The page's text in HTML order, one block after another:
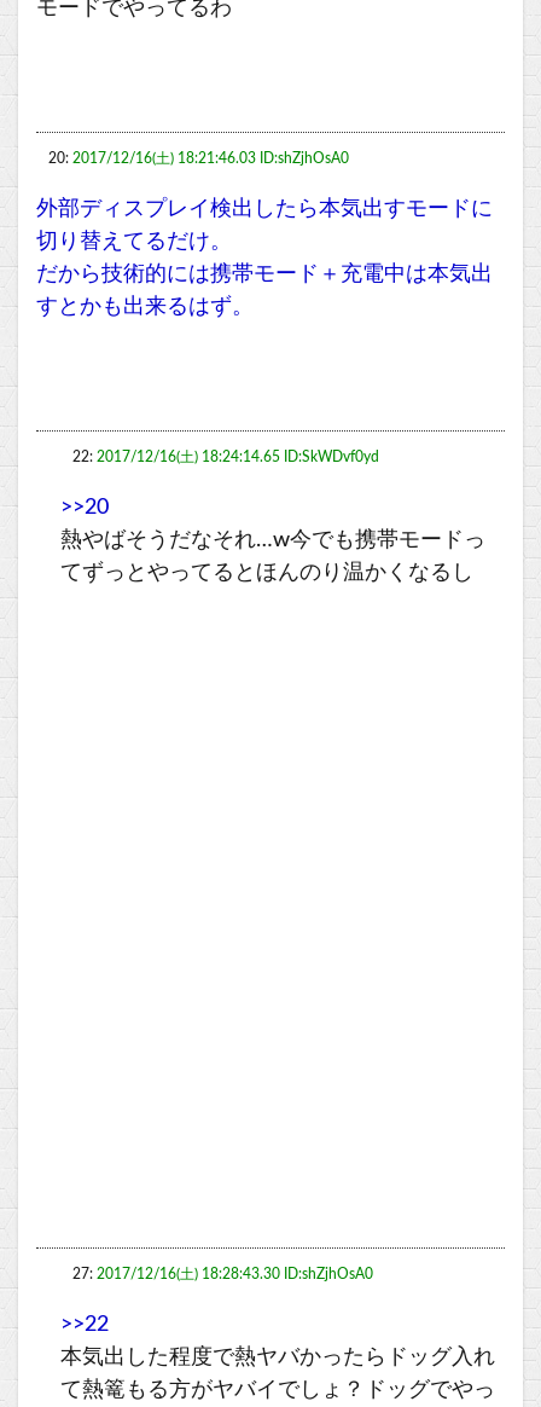
モードでやってるわ
20: 2017/12/16(土) 18:21:46.03 ID:shZjhOsA0
外部ディスプレイ検出したら本気出すモードに
切り替えてるだけ。
だから技術的には携帯モード＋充電中は本気出
すとかも出来るはず。
22: 2017/12/16(土) 18:24:14.65 ID:SkWDvf0yd
>>20
熱やばそうだなそれ…w今でも携帯モードっ
てずっとやってるとほんのり温かくなるし
27: 2017/12/16(土) 18:28:43.30 ID:shZjhOsA0
>>22
本気出した程度で熱ヤバかったらドッグ入れ
て熱篭もる方がヤバイでしょ？ドッグでやっ